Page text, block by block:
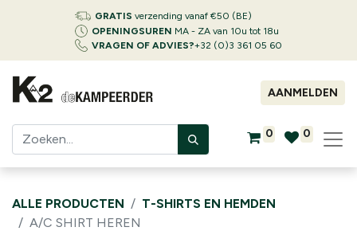
GRATIS verzending vanaf €50 (BE)
OPENINGSUREN MA - ZA van 10u tot 18u
VRAGEN OF ADVIES?+32 (0)3 361 05 60
AANMELDEN
0 0
ALLE PRODUCTEN
T-SHIRTS EN HEMDEN
A/C SHIRT HEREN